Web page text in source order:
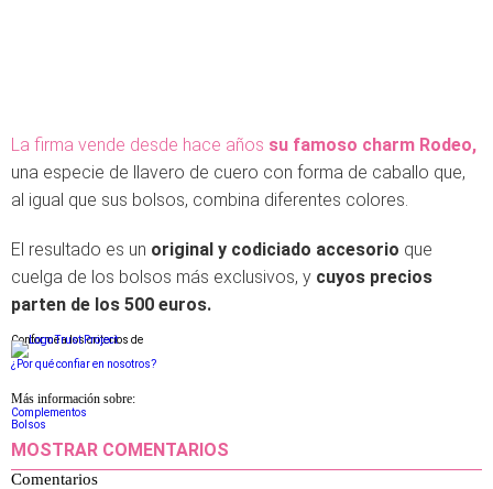
La firma vende desde hace años su famoso charm Rodeo,
una especie de llavero de cuero con forma de caballo que,
al igual que sus bolsos, combina diferentes colores.
El resultado es un original y codiciado accesorio que
cuelga de los bolsos más exclusivos, y cuyos precios
parten de los 500 euros.
Conforme a los criterios de
¿Por qué confiar en nosotros?
Más información sobre:
Complementos
Bolsos
MOSTRAR COMENTARIOS
Comentarios